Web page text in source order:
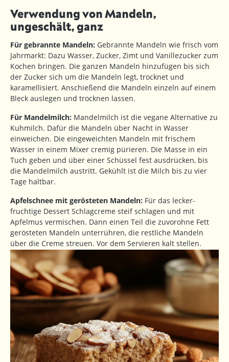
Verwendung von Mandeln,
ungeschält, ganz
Für gebrannte Mandeln: Gebrannte Mandeln wie frisch vom
Jahrmarkt: Dazu Wasser, Zucker, Zimt und Vanillezucker zum
Kochen bringen. Die ganzen Mandeln hinzufügen bis sich
der Zucker sich um die Mandeln legt, trocknet und
karamellisiert. Anschießend die Mandeln einzeln auf einem
Bleck auslegen und trocknen lassen.
Für Mandelmilch: Mandelmilch ist die vegane Alternative zu
Kuhmilch. Dafür die Mandeln über Nacht in Wasser
einweichen. Die eingeweichten Mandeln mit frischem
Wasser in einem Mixer cremig pürieren. Die Masse in ein
Tuch geben und über einer Schüssel fest ausdrücken, bis
die Mandelmilch austritt. Gekühlt ist die Milch bis zu vier
Tage haltbar.
Apfelschnee mit gerösteten Mandeln: Für das lecker-
fruchtige Dessert Schlagcreme steif schlagen und mit
Apfelmus vermischen. Dann einen Teil die zuvorohne Fett
gerösteten Mandeln unterrühren, die restliche Mandeln
über die Creme streuen. Vor dem Servieren kalt stellen.